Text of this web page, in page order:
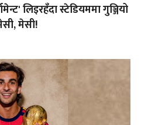
लिइरहँदा स्टेडियममा गुञ्जियो
मेसी!